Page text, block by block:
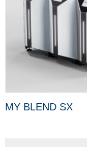
MY BLEND SX